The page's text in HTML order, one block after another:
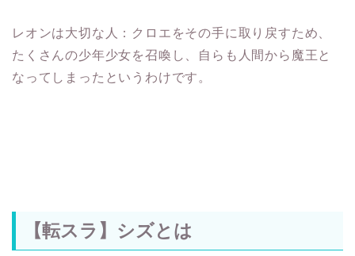
レオンは大切な人：クロエをその手に取り戻すため、
たくさんの少年少女を召喚し、自らも人間から魔王と
なってしまったというわけです。
【転スラ】シズとは